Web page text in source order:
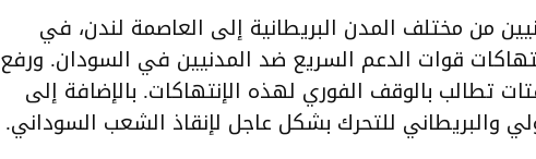
من مختلف المدن البريطانية إلى العاصمة لندن، في
قوات الدعم السريع ضد المدنيين في السودان. ورفع
تطالب بالوقف الفوري لهذه الإنتهاكات. بالإضافة إلى
والبريطاني للتحرك بشكل عاجل لإنقاذ الشعب السوداني.